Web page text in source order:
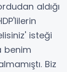
aldığı
isteği
benim
Biz